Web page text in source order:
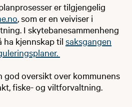
er tilgjengelig
, som er en veiviser i
I skytebanesammenheng
ha kjennskap til saksgangen
god oversikt over kommunens
fiske- og viltforvaltning.